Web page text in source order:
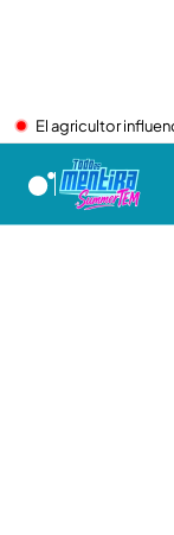
El agricultor